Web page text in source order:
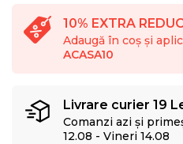
10% EXTRA
Adaugă în coș și
ACASA10
Livrare curier 19
Comanzi azi și
12.08 - Vineri 14.08